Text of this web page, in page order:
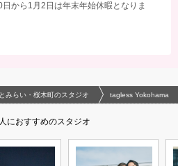
から1月2日は年末年始休暇となりま
ホーム
みらい・桜木町のスタジオ tagless Yokohama
におすすめのスタジオ